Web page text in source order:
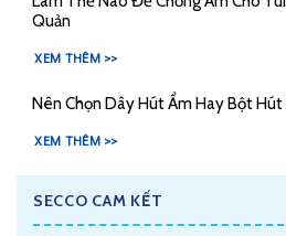
Quản
XEM THÊM >>
Nên Chọn Dây Hút Ẩm Hay Bột Hút
XEM THÊM >>
SECCO CAM KẾT